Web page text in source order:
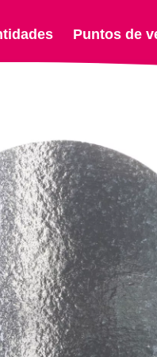
Puntos de